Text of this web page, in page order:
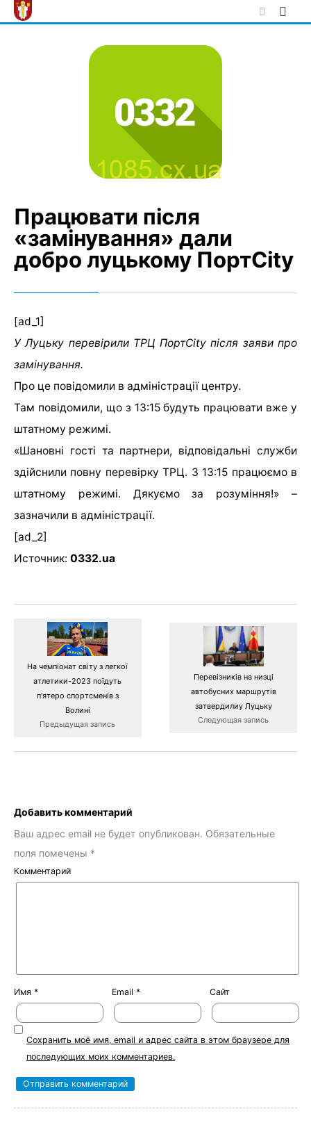
Skip
to
Працювати після
«замінування» дали
добро луцькому ПортCity
[ad_1]
У Луцьку перевірили ТРЦ ПортCity після заяви про
замінування.
Про це повідомили в адміністрації центру.
Там повідомили, що з 13:15 будуть працювати вже у
штатному режимі.
«Шановні гості та партнери, відповідальні служби
здійснили повну перевірку ТРЦ. З 13:15 працюємо в
штатному режимі. Дякуємо за розуміння!» –
зазначили в адміністрації.
[ad_2]
Источник: 0332.ua
На чемпіонат світу з легкої
атлетики-2023 поїдуть
п'ятеро спортсменів з
Волині
Предыдущая запись
Перевізників на низці
автобусних маршрутів
затвердилиу Луцьку
Следующая запись
Добавить комментарий
Ваш адрес email не будет опубликован. Обязательные
поля помечены *
Комментарий
Имя * Email * Сайт
Сохранить моё имя, email и адрес сайта в этом браузере для
последующих моих комментариев.